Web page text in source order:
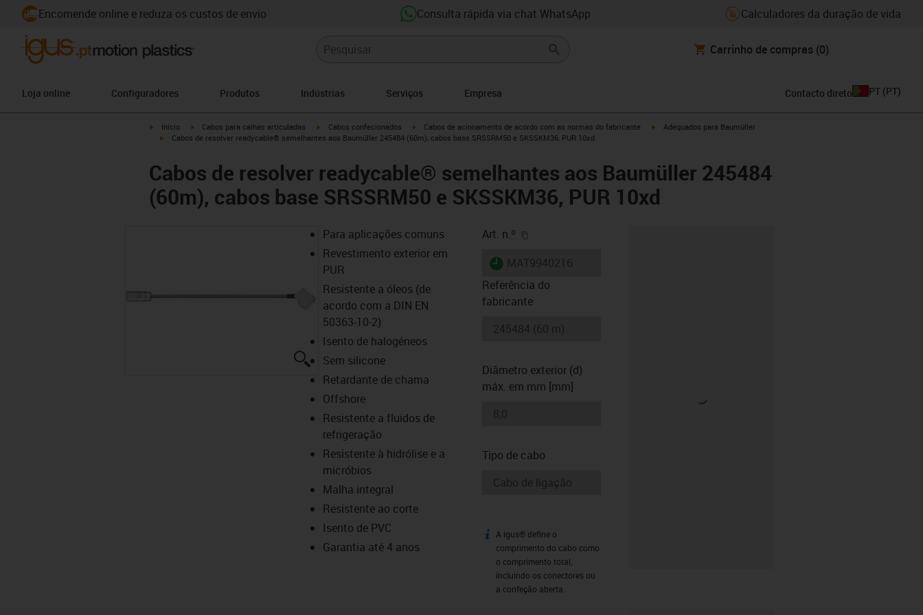
Encomende online e reduza os custos de envio Consulta rápida via chat WhatsApp Calculadores da duração de vida
Carrinho de compras (0)
Loja online Configuradores Produtos Indústrias Serviços Empresa Contacto direto PT (PT)
igus-icon-arrow-right
Início igus-icon-arrow-right
Cabos para calhas articuladas igus-icon-arrow-right
Cabos confecionados igus-icon-arrow-right
Cabos de acionamento de acordo com as normas do fabricante igus-icon-arrow-right
Adequados para Baumüller
igus-icon-arrow-right
Cabos de resolver readycable® semelhantes aos Baumüller 245484 (60m), cabos base SRSSRM50 e SKSSKM36, PUR 10xd
Cabos de resolver readycable® semelhantes aos Baumüller 245484
(60m), cabos base SRSSRM50 e SKSSKM36, PUR 10xd
igus-icon-lupe
Para aplicações comuns
Revestimento exterior em
PUR
Resistente a óleos (de
acordo com a DIN EN
50363-10-2)
Isento de halogéneos
Sem silicone
Retardante de chama
Offshore
Resistente a fluidos de
refrigeração
Resistente à hidrólise e a
micróbios
Malha integral
Resistente ao corte
Isento de PVC
Garantia até 4 anos
Art. n.º
igus-icon-lieferzeit
Referência do
fabricante
Diâmetro exterior (d)
máx. em mm [mm]
Tipo de cabo
igus-icon-info
A igus® define o
comprimento do cabo como
o comprimento total,
incluindo os conectores ou
a confeção aberta.